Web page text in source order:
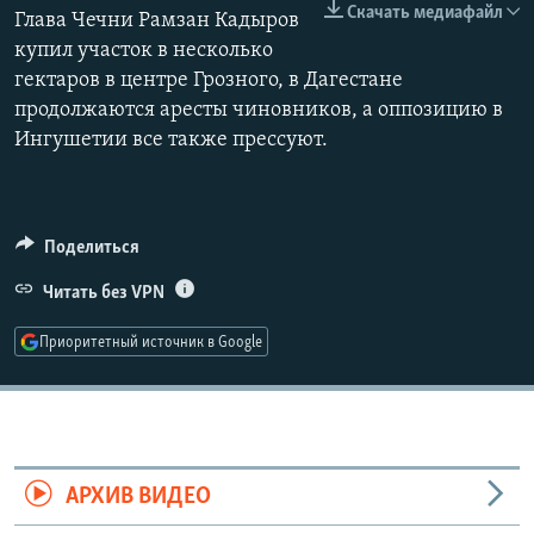
РАСПИСАНИЕ ВЕЩАНИЯ
ПОДПИШИТЕСЬ НА РАССЫЛКУ
СОЦИАЛЬНЫЕ СЕТИ
Все сайты РСЕ/РС
Скачать медиафайл
Глава Чечни Рамзан Кадыров
купил участок в несколько
гектаров в центре Грозного, в Дагестане
продолжаются аресты чиновников, а оппозицию в
Ингушетии все также прессуют.
Поделиться
Читать без VPN
Приоритетный источник в Google
АРХИВ ВИДЕО